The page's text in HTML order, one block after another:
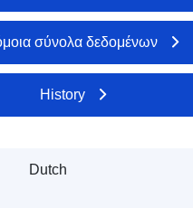
σύνολα δεδομένων
History
Dutch